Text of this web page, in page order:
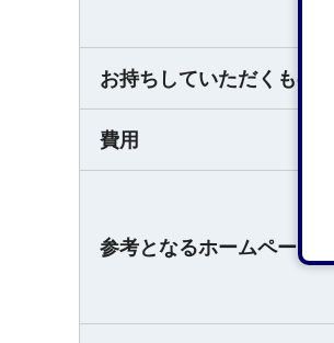
お持ちしていただくもの
費用
参考となるホームページ